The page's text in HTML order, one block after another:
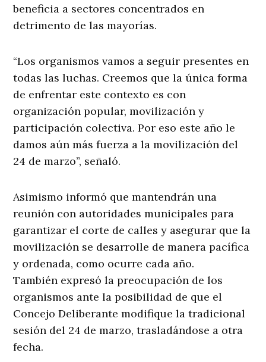
beneficia a sectores concentrados en
detrimento de las mayorías.
“Los organismos vamos a seguir presentes en
todas las luchas. Creemos que la única forma
de enfrentar este contexto es con
organización popular, movilización y
participación colectiva. Por eso este año le
damos aún más fuerza a la movilización del
24 de marzo”, señaló.
Asimismo informó que mantendrán una
reunión con autoridades municipales para
garantizar el corte de calles y asegurar que la
movilización se desarrolle de manera pacífica
y ordenada, como ocurre cada año.
También expresó la preocupación de los
organismos ante la posibilidad de que el
Concejo Deliberante modifique la tradicional
sesión del 24 de marzo, trasladándose a otra
fecha.